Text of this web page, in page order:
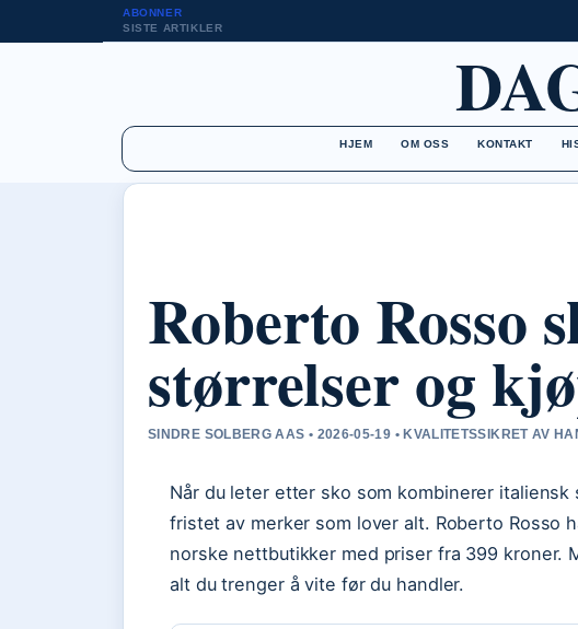
ABONNER
SISTE ARTIKLER
HJEM OM OSS KONTAKT
Roberto Rosso
størrelser og
SINDRE SOLBERG AAS • 2026-05-19 • KVALITETSSIKRET AV
Når du leter etter sko som kombinerer
fristet av merker som lover alt. Roberto Rosso
norske nettbutikker med priser fra 399 kroner.
alt du trenger å vite før du handler.